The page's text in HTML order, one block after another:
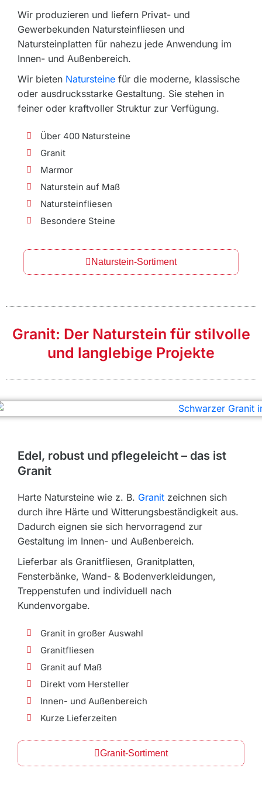
Wir produzieren und liefern Privat- und
Gewerbekunden Natursteinfliesen und
Natursteinplatten für nahezu jede Anwendung im
Innen- und Außenbereich.
Wir bieten Natursteine für die moderne, klassische
oder ausdrucksstarke Gestaltung. Sie stehen in
feiner oder kraftvoller Struktur zur Verfügung.
Über 400 Natursteine
Granit
Marmor
Naturstein auf Maß
Natursteinfliesen
Besondere Steine
Naturstein-Sortiment
Granit: Der Naturstein für stilvolle
und langlebige Projekte
Edel, robust und pflegeleicht – das ist
Granit
Harte Natursteine wie z. B. Granit zeichnen sich
durch ihre Härte und Witterungsbeständigkeit aus.
Dadurch eignen sie sich hervorragend zur
Gestaltung im Innen- und Außenbereich.
Lieferbar als Granitfliesen, Granitplatten,
Fensterbänke, Wand- & Bodenverkleidungen,
Treppenstufen und individuell nach
Kundenvorgabe.
Granit in großer Auswahl
Granitfliesen
Granit auf Maß
Direkt vom Hersteller
Innen- und Außenbereich
Kurze Lieferzeiten
Granit-Sortiment